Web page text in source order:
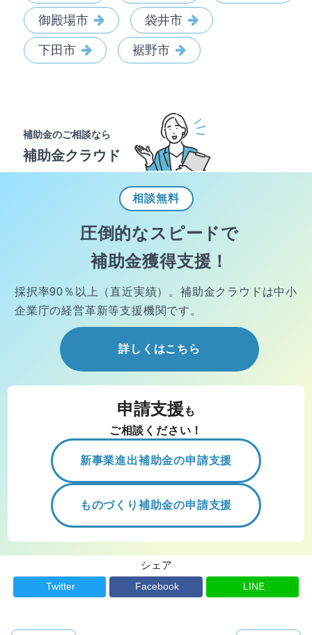
御殿場市 袋井市
下田市 裾野市
補助金のご相談なら
補助金クラウド
相談無料
圧倒的なスピードで
補助金獲得支援！
採択率90％以上（直近実績）。 補助金クラウドは中小
企業庁の経営革新等支援機関です。
詳しくはこちら
申請支援 も
ご相談ください！
新事業進出補助金の申請支援
ものづくり補助金の申請支援
シェア
Twitter Facebook LINE